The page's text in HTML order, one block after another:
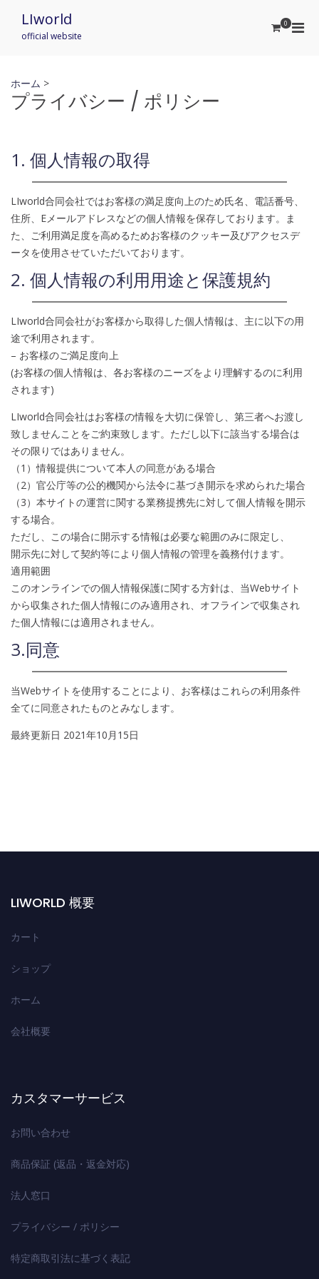
content
LIworld
official website
0
ホーム >
プライバシー / ポリシー
1. 個人情報の取得
LIworld合同会社ではお客様の満足度向上のため氏名、電話番号、
住所、Eメールアドレスなどの個人情報を保存しております。ま
た、ご利用満足度を高めるためお客様のクッキー及びアクセスデ
ータを使用させていただいております。
2. 個人情報の利用用途と保護規約
LIworld合同会社がお客様から取得した個人情報は、主に以下の用
途で利用されます。
– お客様のご満足度向上
(お客様の個人情報は、各お客様のニーズをより理解するのに利用
されます)
LIworld合同会社はお客様の情報を大切に保管し、第三者へお渡し
致しませんことをご約束致します。ただし以下に該当する場合は
その限りではありません。
（1）情報提供について本人の同意がある場合
（2）官公庁等の公的機関から法令に基づき開示を求められた場合
（3）本サイトの運営に関する業務提携先に対して個人情報を開示
する場合。
ただし、この場合に開示する情報は必要な範囲のみに限定し、
開示先に対して契約等により個人情報の管理を義務付けます。
適用範囲
このオンラインでの個人情報保護に関する方針は、当Webサイト
から収集された個人情報にのみ適用され、オフラインで収集され
た個人情報には適用されません。
3.同意
当Webサイトを使用することにより、お客様はこれらの利用条件
全てに同意されたものとみなします。
最終更新日 2021年10月15日
LIWORLD 概要
カート
ショップ
ホーム
会社概要
カスタマーサービス
お問い合わせ
商品保証 (返品・返金対応)
法人窓口
プライバシー / ポリシー
特定商取引法に基づく表記